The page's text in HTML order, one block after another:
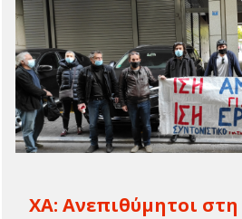
XA: Ανεπιθύμητοι